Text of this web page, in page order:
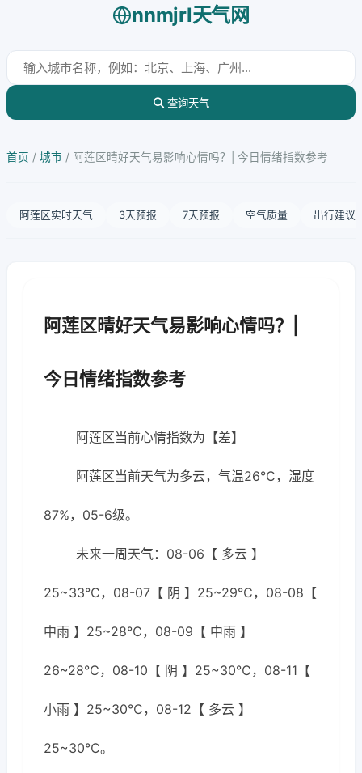
nnmjrl天气网
查询天气
首页 / 城市 / 阿莲区晴好天气易影响心情吗？| 今日情绪指数参考
阿莲区实时天气 3天预报 7天预报 空气质量 出行建议
阿莲区晴好天气易影响心情吗？|
今日情绪指数参考
阿莲区当前心情指数为【差】
阿莲区当前天气为多云，气温26℃，湿度
87%，05-6级。
未来一周天气：08-06【 多云 】
25~33℃，08-07【 阴 】25~29℃，08-08【
中雨 】25~28℃，08-09【 中雨 】
26~28℃，08-10【 阴 】25~30℃，08-11【
小雨 】25~30℃，08-12【 多云 】
25~30℃。